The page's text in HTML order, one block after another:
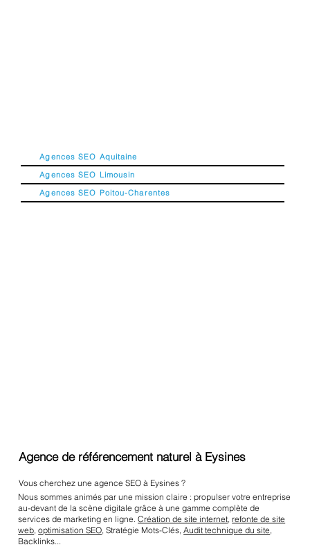
Agences SEO Aquitaine
Agences SEO Limousin
Agences SEO Poitou-Charentes
Agence de référencement naturel à Eysines
Vous cherchez une agence SEO à Eysines ?
Nous sommes animés par une mission claire : propulser votre entreprise
au-devant de la scène digitale grâce à une gamme complète de
services de marketing en ligne.Création de site internet ,refonte de site
web ,optimisation SEO , Stratégie Mots-Clés,Audit technique du site
Backlinks...